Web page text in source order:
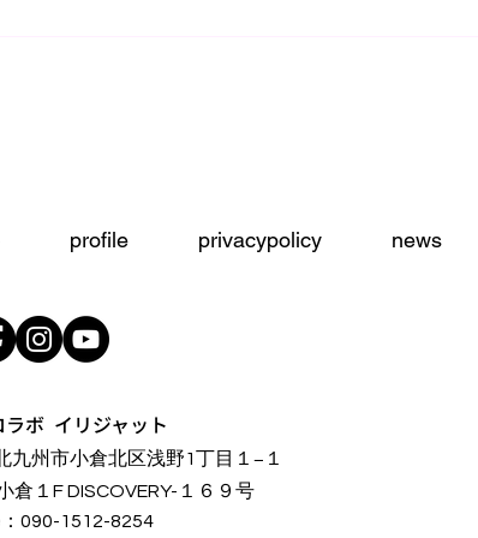
profile privacypolicy news
ラボ イリジャット
州市小倉北区浅野1丁目１−１
DISCOVERY-１６９号
090-1512-8254